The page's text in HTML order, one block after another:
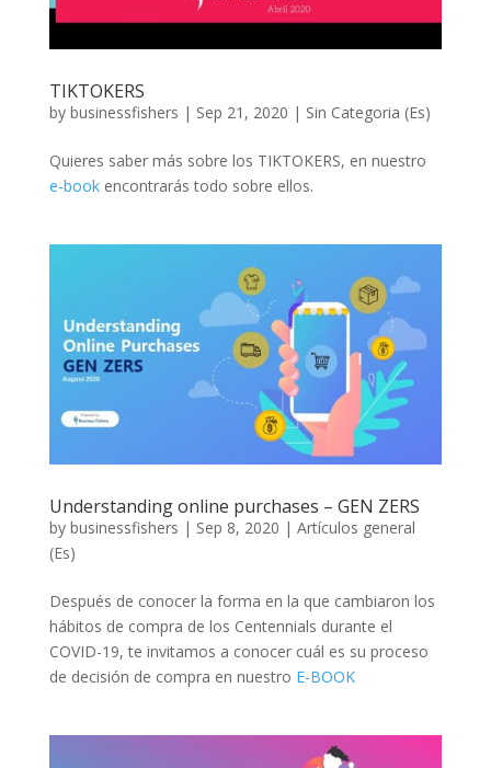
TIKTOKERS
by businessfishers | Sep 21, 2020 | Sin Categoria (Es)
Quieres saber más sobre los TIKTOKERS, en nuestro
e-bookencontrarás todo sobre ellos.
Understanding online purchases – GEN ZERS
by businessfishers | Sep 8, 2020 | Artículos general
(Es)
Después de conocer la forma en la que cambiaron los
hábitos de compra de los Centennials durante el
COVID-19, te invitamos a conocer cuál es su proceso
de decisión de compra en nuestro E-BOOK